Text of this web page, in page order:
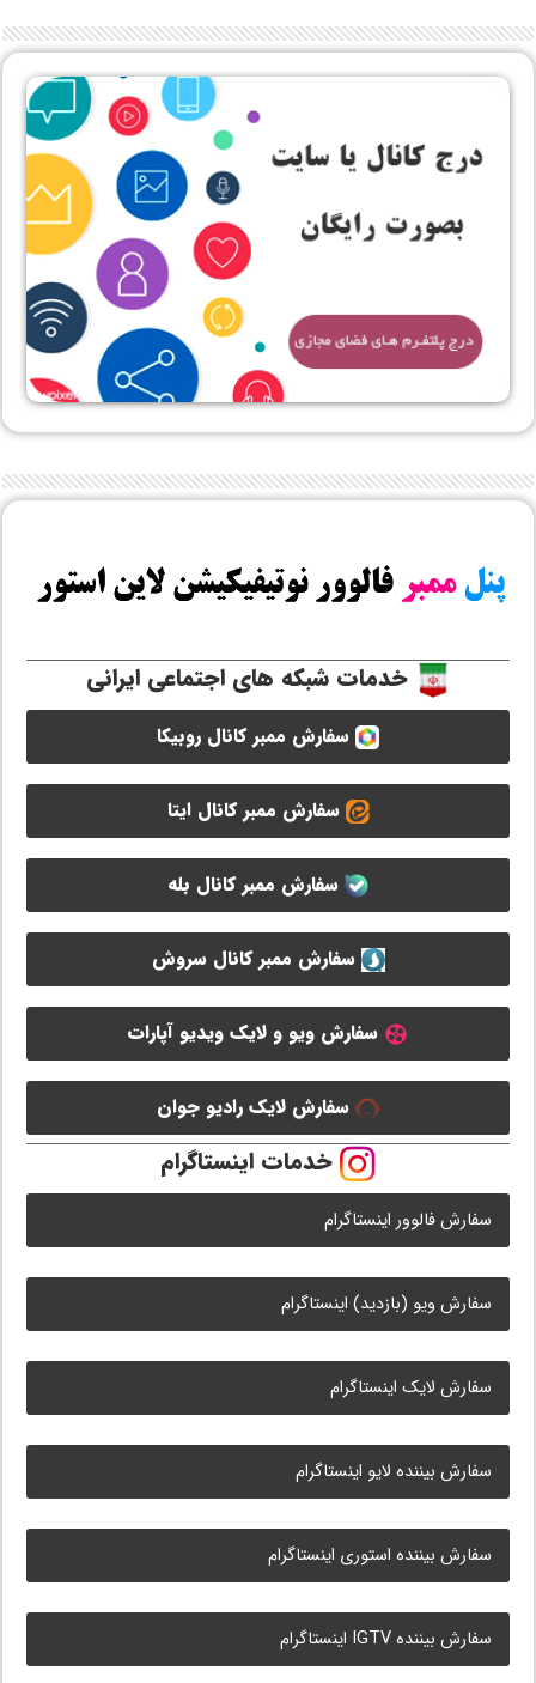
خدمات شبکه های اجتماعی ایرانی
سفارش ممبر کانال روبیکا
سفارش ممبر کانال ایتا
سفارش ممبر کانال بله
سفارش ممبر کانال سروش
سفارش ویو و لایک ویدیو آپارات
سفارش لایک رادیو جوان
خدمات اینستاگرام
سفارش فالوور اینستاگرام
سفارش ویو (بازدید) اینستاگرام
سفارش لایک اینستاگرام
سفارش بیننده لایو اینستاگرام
سفارش بیننده استوری اینستاگرام
سفارش بیننده IGTV اینستاگرام